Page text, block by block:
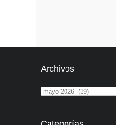
Archivos